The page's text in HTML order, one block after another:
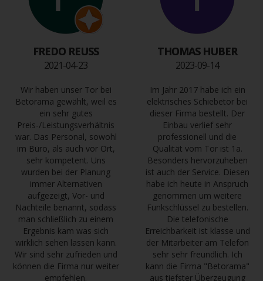
FREDO REUSS
2021-04-23
Wir haben unser Tor bei
Betorama gewählt, weil es
ein sehr gutes
Preis-/Leistungsverhältnis
war. Das Personal, sowohl
im Büro, als auch vor Ort,
sehr kompetent. Uns
wurden bei der Planung
immer Alternativen
aufgezeigt, Vor- und
Nachteile benannt, sodass
man schließlich zu einem
Ergebnis kam was sich
wirklich sehen lassen kann.
Wir sind sehr zufrieden und
können die Firma nur weiter
empfehlen.
THOMAS HUBER
2023-09-14
Im Jahr 2017 habe ich ein
elektrisches Schiebetor bei
dieser Firma bestellt. Der
Einbau verlief sehr
professionell und die
Qualität vom Tor ist 1a.
Besonders hervorzuheben
ist auch der Service. Diesen
habe ich heute in Anspruch
genommen um weitere
Funkschlüssel zu bestellen.
Die telefonische
Erreichbarkeit ist klasse und
der Mitarbeiter am Telefon
sehr sehr freundlich. Ich
kann die Firma "Betorama"
aus tiefster Überzeugung